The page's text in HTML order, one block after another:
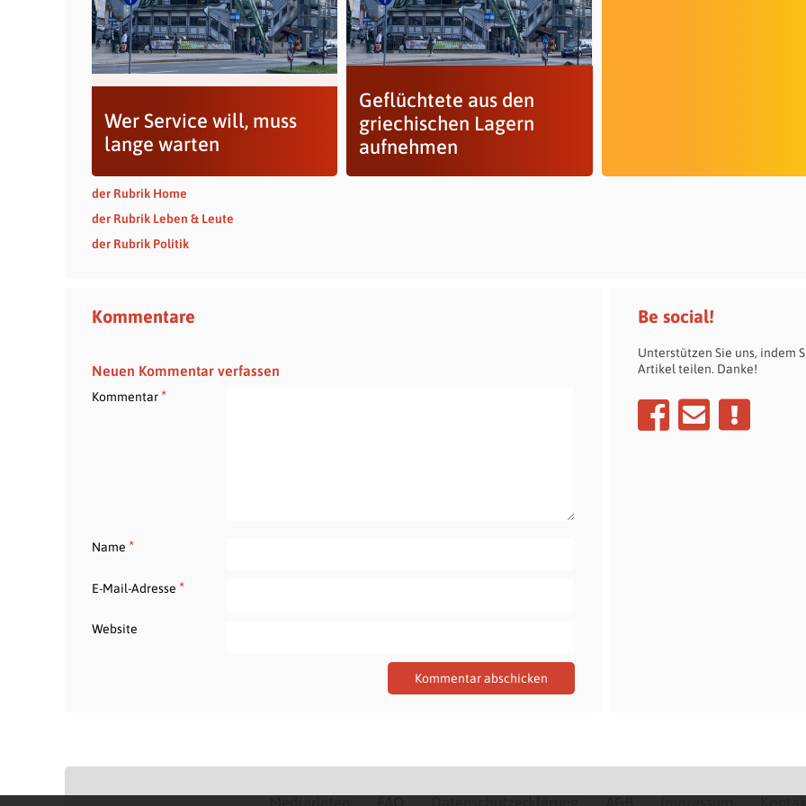
Wer Service will, muss
lange warten
Geflüchtete aus den
griechischen Lagern
aufnehmen
der Rubrik Home
der Rubrik Leben & Leute
der Rubrik Politik
Kommentare
Neuen Kommentar verfassen
Kommentar*
Name *
E-Mail-Adresse *
Website
Be social!
Unterstützen Sie uns, indem
Artikel teilen. Danke!